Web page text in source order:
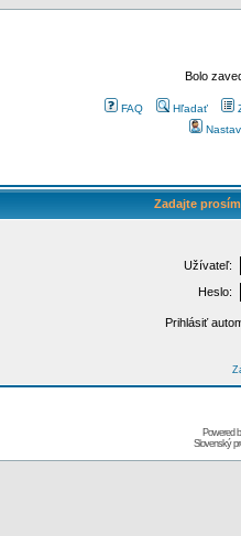
Bolo
FAQ Hľadať
Zadajte
Užívateľ:
Heslo:
Prihlásiť
Powered
Slovenský